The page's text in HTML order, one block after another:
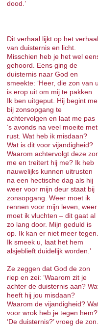
dood.’
Dit verhaal lijkt op het verhaal
van duisternis en licht.
Misschien heb je het wel
gehoord. Eens ging de
duisternis naar God en
smeekte: ‘Heer, die zon van
is erop uit om mij te pakken.
Ik ben uitgeput. Hij begint me
bij zonsopgang te
achtervolgen en laat me pas
‘s avonds na veel moeite met
rust. Wat heb ik misdaan?
Wat is dit voor vijandigheid?
Waarom achtervolgt deze
me en treitert hij me? Ik heb
nauwelijks kunnen uitrusten
na een hectische dag als hij
weer voor mijn deur staat bij
zonsopgang. Weer moet ik
rennen voor mijn leven, weer
moet ik vluchten – dit gaat al
zo lang door. Mijn geduld is
op. Ik kan er niet meer tegen.
Ik smeek u, laat het hem
alsjeblieft duidelijk worden.’
Ze zeggen dat God de zon
riep en zei: ‘Waarom zit je
achter de duisternis aan?
heeft hij jou misdaan?
Waarom de vijandigheid?
voor wrok heb je tegen
‘De duisternis?’ vroeg de zon.